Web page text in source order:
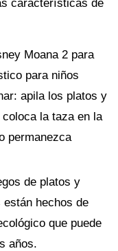
características de
Moana 2 para
para niños
apila los platos y
la taza en la
permanezca
de platos y
hechos de
que puede
años.